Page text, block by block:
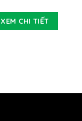
XEM CHI TIẾT